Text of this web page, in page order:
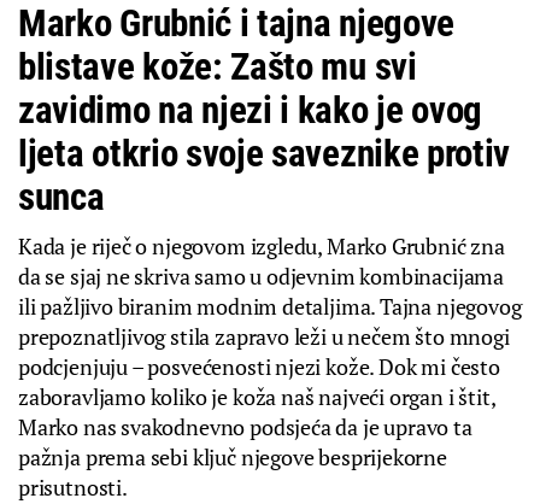
Marko Grubnić i tajna njegove
blistave kože: Zašto mu svi
zavidimo na njezi i kako je ovog
ljeta otkrio svoje saveznike protiv
sunca
Kada je riječ o njegovom izgledu, Marko Grubnić zna
da se sjaj ne skriva samo u odjevnim kombinacijama
ili pažljivo biranim modnim detaljima. Tajna njegovog
prepoznatljivog stila zapravo leži u nečem što mnogi
podcjenjuju – posvećenosti njezi kože. Dok mi često
zaboravljamo koliko je koža naš najveći organ i štit,
Marko nas svakodnevno podsjeća da je upravo ta
pažnja prema sebi ključ njegove besprijekorne
prisutnosti.